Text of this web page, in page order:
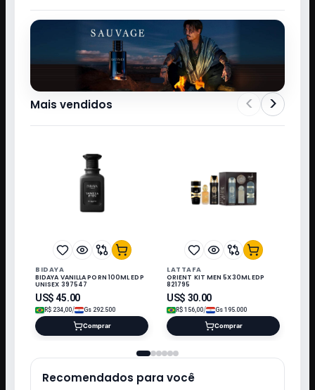
Mais vendidos < >
BIDAYA
BIDAYA VANILLA PORN 100ML EDP
UNISEX 397547
US$ 45.00
R$ 234,00/ Gs 292.500
Comprar
LATTAFA
ORIENT KIT MEN 5X30ML EDP
821795
US$ 30.00
R$ 156,00/ Gs 195.000
Comprar
Recomendados para você